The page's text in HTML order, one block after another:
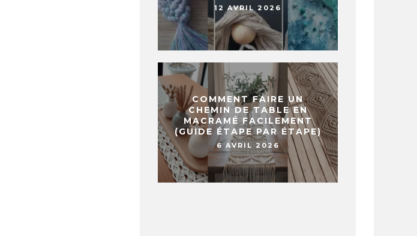
12 AVRIL 2026
COMMENT FAIRE UN
CHEMIN DE TABLE EN
MACRAMÉ FACILEMENT
(GUIDE ÉTAPE PAR ÉTAPE)
6 AVRIL 2026